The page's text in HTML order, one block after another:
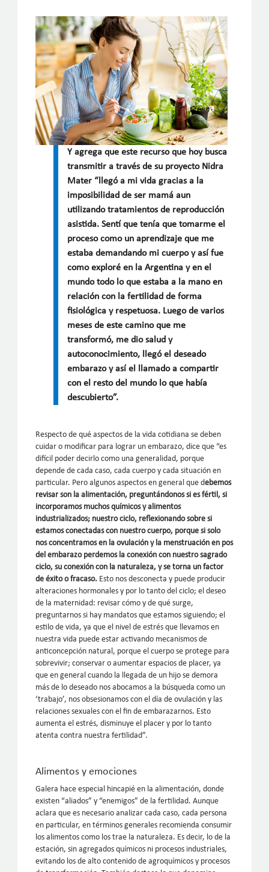
Y agrega que este recurso que hoy busca
transmitir a través de su proyecto Nidra
Mater “llegó a mi vida gracias a la
imposibilidad de ser mamá aun
utilizando tratamientos de reproducción
asistida. Sentí que tenía que tomarme el
proceso como un aprendizaje que me
estaba demandando mi cuerpo y así fue
como exploré en la Argentina y en el
mundo todo lo que estaba a la mano en
relación con la fertilidad de forma
fisiológica y respetuosa. Luego de varios
meses de este camino que me
transformó, me dio salud y
autoconocimiento, llegó el deseado
embarazo y así el llamado a compartir
con el resto del mundo lo que había
descubierto”.
Respecto de qué aspectos de la vida cotidiana se deben
cuidar o modificar para lograr un embarazo, dice que “es
difícil poder decirlo como una generalidad, porque
depende de cada caso, cada cuerpo y cada situación en
particular. Pero algunos aspectos en general que debemos
revisar son la alimentación, preguntándonos si es fértil, si
incorporamos muchos químicos y alimentos
industrializados; nuestro ciclo, reflexionando sobre si
estamos conectadas con nuestro cuerpo, porque si solo
nos concentramos en la ovulación y la menstruación en pos
del embarazo perdemos la conexión con nuestro sagrado
ciclo, su conexión con la naturaleza, y se torna un factor
de éxito o fracaso. Esto nos desconecta y puede producir
alteraciones hormonales y por lo tanto del ciclo; el deseo
de la maternidad: revisar cómo y de qué surge,
preguntarnos si hay mandatos que estamos siguiendo; el
estilo de vida, ya que el nivel de estrés que llevamos en
nuestra vida puede estar activando mecanismos de
anticoncepción natural, porque el cuerpo se protege para
sobrevivir; conservar o aumentar espacios de placer, ya
que en general cuando la llegada de un hijo se demora
más de lo deseado nos abocamos a la búsqueda como un
‘trabajo’, nos obsesionamos con el día de ovulación y las
relaciones sexuales con el fin de embarazarnos. Esto
aumenta el estrés, disminuye el placer y por lo tanto
atenta contra nuestra fertilidad”.
Alimentos y emociones
Galera hace especial hincapié en la alimentación, donde
existen “aliados” y “enemigos” de la fertilidad. Aunque
aclara que es necesario analizar cada caso, cada persona
en particular, en términos generales recomienda consumir
los alimentos como los trae la naturaleza. Es decir, lo de la
estación, sin agregados químicos ni procesos industriales,
evitando los de alto contenido de agroquímicos y procesos